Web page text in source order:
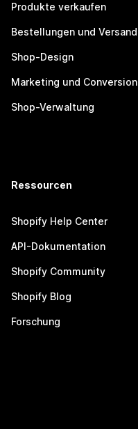
Produkte verkaufen
Bestellungen und Versand
Shop-Design
Marketing und Conversion
Shop-Verwaltung
Ressourcen
Shopify Help Center
API-Dokumentation
Shopify Community
Shopify Blog
Forschung